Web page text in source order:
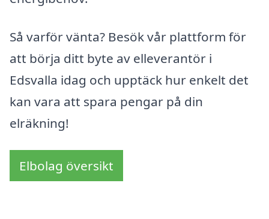
Så varför vänta? Besök vår plattform för
att börja ditt byte av elleverantör i
Edsvalla idag och upptäck hur enkelt det
kan vara att spara pengar på din
elräkning!
Elbolag översikt